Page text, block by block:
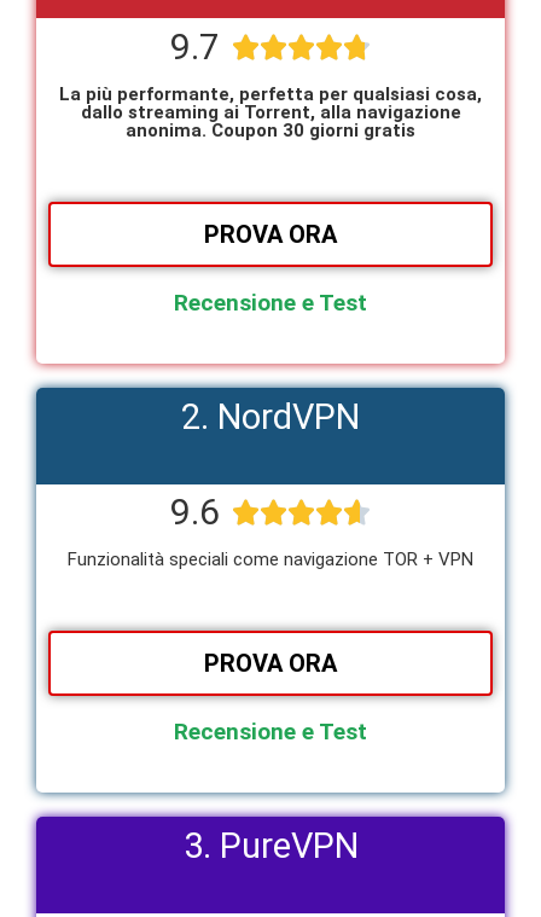
9.7 
La più performante, perfetta per qualsiasi cosa,
dallo streaming ai Torrent, alla navigazione
anonima. Coupon 30 giorni gratis
PROVA ORA
Recensione e Test
2. NordVPN
9.6 
Funzionalità speciali come navigazione TOR + VPN
PROVA ORA
Recensione e Test
3. PureVPN